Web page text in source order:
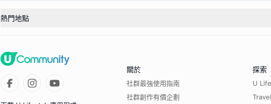
熱門地點
關於
社群最強使用指南
社群創作有價企劃
探索
U
Travel